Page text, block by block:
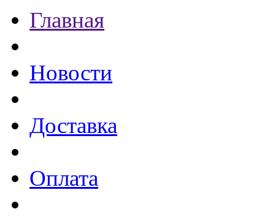
Главная
Новости
Доставка
Оплата